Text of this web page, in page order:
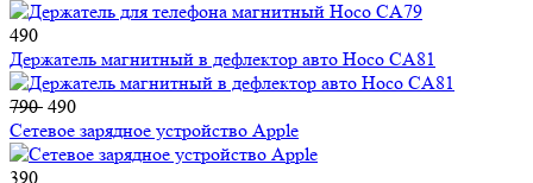
490
Держатель магнитный в дефлектор авто Hoco CA81
790 490
Сетевое зарядное устройство Apple
390